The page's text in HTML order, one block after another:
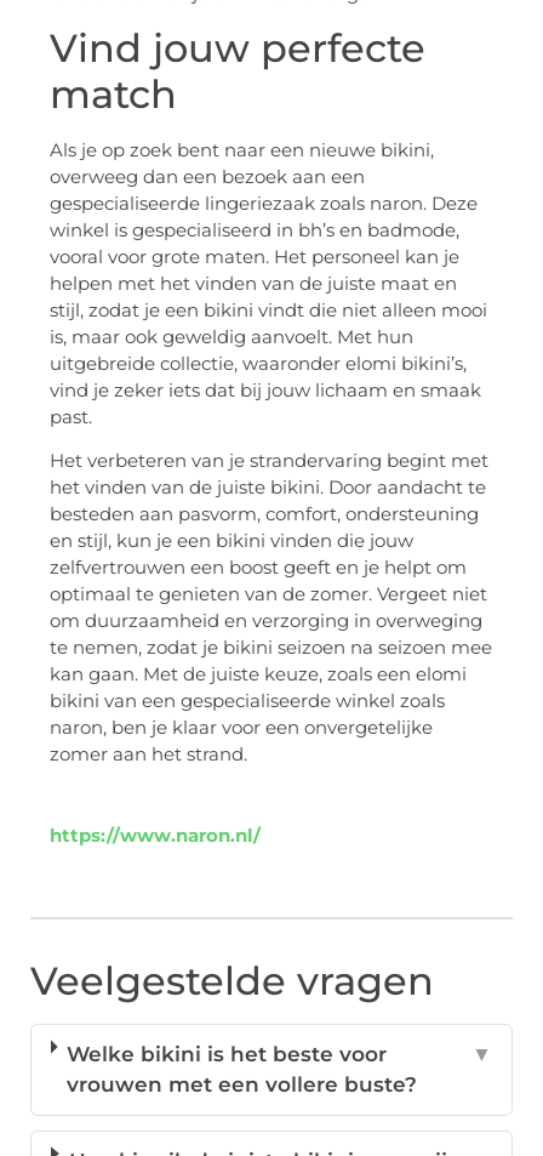
Vind jouw perfecte
match
Als je op zoek bent naar een nieuwe bikini,
overweeg dan een bezoek aan een
gespecialiseerde lingeriezaak zoals naron. Deze
winkel is gespecialiseerd in bh’s en badmode,
vooral voor grote maten. Het personeel kan je
helpen met het vinden van de juiste maat en
stijl, zodat je een bikini vindt die niet alleen mooi
is, maar ook geweldig aanvoelt. Met hun
uitgebreide collectie, waaronder elomi bikini’s,
vind je zeker iets dat bij jouw lichaam en smaak
past.
Het verbeteren van je strandervaring begint met
het vinden van de juiste bikini. Door aandacht te
besteden aan pasvorm, comfort, ondersteuning
en stijl, kun je een bikini vinden die jouw
zelfvertrouwen een boost geeft en je helpt om
optimaal te genieten van de zomer. Vergeet niet
om duurzaamheid en verzorging in overweging
te nemen, zodat je bikini seizoen na seizoen mee
kan gaan. Met de juiste keuze, zoals een elomi
bikini van een gespecialiseerde winkel zoals
naron, ben je klaar voor een onvergetelijke
zomer aan het strand.
https://www.naron.nl/
Veelgestelde vragen
Welke bikini is het beste voor
vrouwen met een vollere buste?
▼